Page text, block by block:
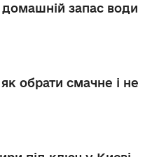
домашній запас води
обрати смачне і не